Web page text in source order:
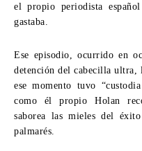
el propio periodista
gastaba
Ese episodio ocurrido en
detención del cabecilla ultra
ese momento tuvo “
como él propio Holan
saborea las mieles del
palmarés